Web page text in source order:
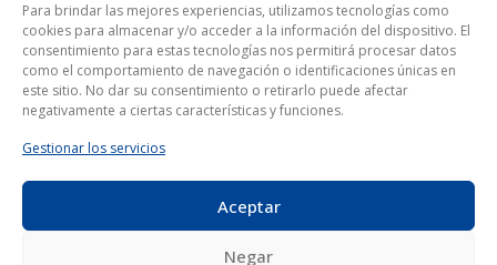
Para brindar las mejores experiencias, utilizamos tecnologías como
cookies para almacenar y/o acceder a la información del dispositivo. El
consentimiento para estas tecnologías nos permitirá procesar datos
como el comportamiento de navegación o identificaciones únicas en
este sitio. No dar su consentimiento o retirarlo puede afectar
negativamente a ciertas características y funciones.
Gestionar los servicios
Aceptar
Negar
|Aviso Legal
Este sitio web utiliza cookies para mejorar tu experiencia. Al